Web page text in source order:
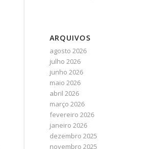
ARQUIVOS
agosto 2026
julho 2026
junho 2026
maio 2026
abril 2026
março 2026
fevereiro 2026
janeiro 2026
dezembro 2025
novembro 2025